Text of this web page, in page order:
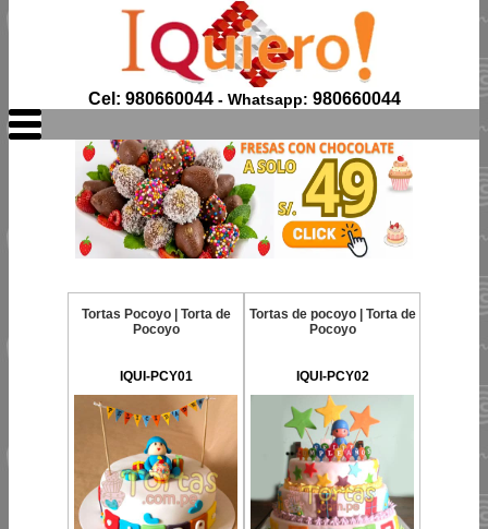
Cel: 980660044- Whatsapp: 980660044
Tortas Pocoyo | Torta de
Pocoyo
IQUI-PCY01
Tortas de pocoyo | Torta de
Pocoyo
IQUI-PCY02